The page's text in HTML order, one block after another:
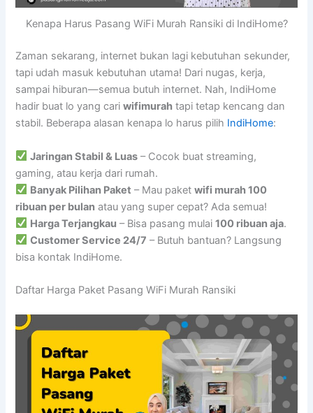
Kenapa Harus Pasang WiFi Murah Ransiki di IndiHome?
Zaman sekarang, internet bukan lagi kebutuhan sekunder,
tapi udah masuk kebutuhan utama! Dari nugas, kerja,
sampai hiburan—semua butuh internet. Nah, IndiHome
hadir buat lo yang cariwifimurah tapi tetap kencang dan
stabil. Beberapa alasan kenapa lo harus pilih IndiHome:
Jaringan Stabil & Luas – Cocok buat streaming,
gaming, atau kerja dari rumah.
Banyak Pilihan Paket – Mau paketwifi murah 100
ribuan per bulan atau yang super cepat? Ada semua!
Harga Terjangkau – Bisa pasang mulai100 ribuan aja.
Customer Service 24/7 – Butuh bantuan? Langsung
bisa kontak IndiHome.
Daftar Harga Paket Pasang WiFi Murah Ransiki